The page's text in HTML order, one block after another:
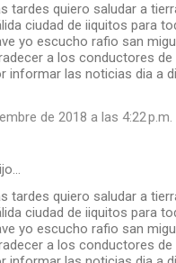
tardes quiero saludar a
ciudad de iiquitos para
yo escucho rafio san
a los conductores de
informar las noticias dia a
de 2018 a las 4:22 p.m.
tardes quiero saludar a
ciudad de iiquitos para
yo escucho rafio san
a los conductores de